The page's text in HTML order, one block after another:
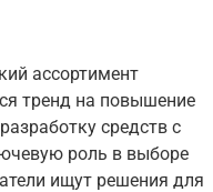
ассортимент
тренд на повышение
средств с
роль в выборе
ищут решения для